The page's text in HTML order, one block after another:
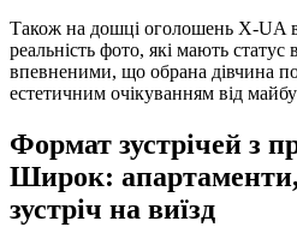
Також на дошці оголошень X-UA
реальність фото, які мають
впевненими, що обрана дівчина
естетичним очікуванням від
Формат зустрічей з
Широк:
зустріч на виїзд